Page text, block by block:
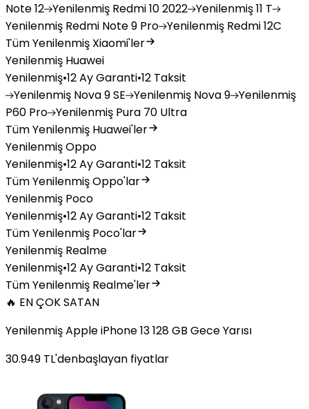
Note 12 Yenilenmiş Redmi 10 2022 Yenilenmiş11 T
Yenilenmiş Redmi Note 9 Pro Yenilenmiş Redmi 12C
Tüm Yenilenmiş Xiaomi'ler
Yenilenmiş Huawei
Yenilenmiş•12 Ay Garanti•12 Taksit
Yenilenmiş Nova 9 SE Yenilenmiş Nova 9 Yenilenmiş
P60 Pro Yenilenmiş Pura 70 Ultra
Tüm Yenilenmiş Huawei'ler
Yenilenmiş Oppo
Yenilenmiş•12 Ay Garanti•12 Taksit
Tüm Yenilenmiş Oppo'lar
Yenilenmiş Poco
Yenilenmiş•12 Ay Garanti•12 Taksit
Tüm Yenilenmiş Poco'lar
Yenilenmiş Realme
Yenilenmiş•12 Ay Garanti•12 Taksit
Tüm Yenilenmiş Realme'ler
🔥 EN ÇOK SATAN
Yenilenmiş Apple iPhone 13 128 GB Gece Yarısı
30.949 TL'denbaşlayan fiyatlar